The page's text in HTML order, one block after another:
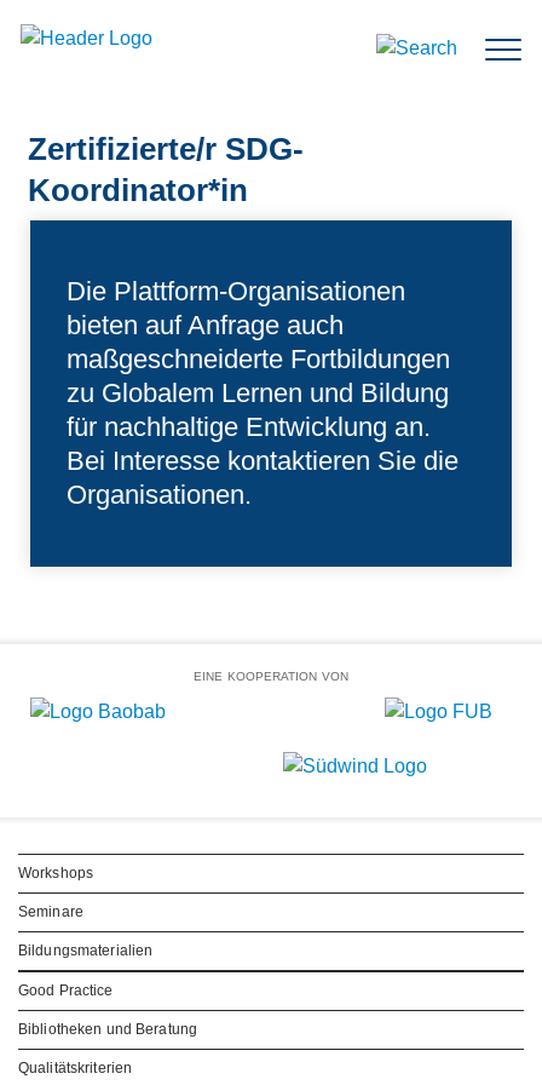
Zertifizierte/r SDG-
Koordinator*in
Die Plattform-Organisationen
bieten auf Anfrage auch
maßgeschneiderte Fortbildungen
zu Globalem Lernen und Bildung
für nachhaltige Entwicklung an.
Bei Interesse kontaktieren Sie die
Organisationen.
EINE KOOPERATION VON
Workshops
Seminare
Bildungsmaterialien
Good Practice
Bibliotheken und Beratung
Qualitätskriterien